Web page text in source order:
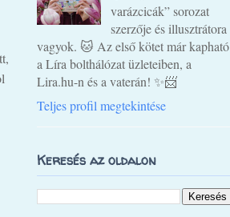
varázcicák” sorozat
szerzője és illusztrátora
vagyok. 🐱 Az első kötet már kapható
a Líra bolthálózat üzleteiben, a
Lira.hu-n és a vaterán! ✨📨
Teljes profil megtekintése
Keresés az oldalon